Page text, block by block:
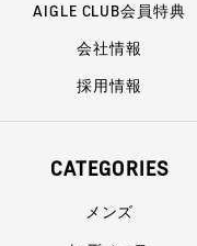
AIGLE CLUB会員特典
会社情報
採用情報
CATEGORIES
メンズ